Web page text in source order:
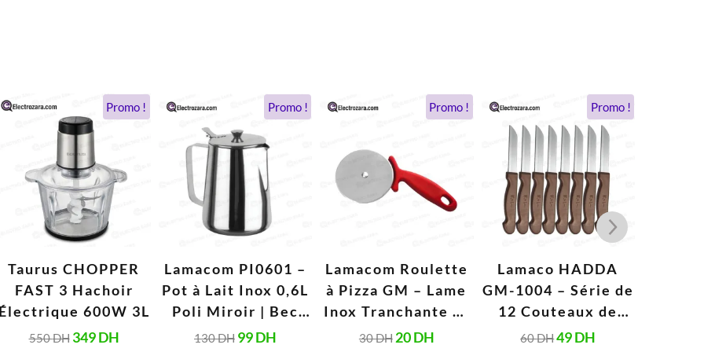
Promo !
Taurus CHOPPER
FAST 3 Hachoir
Électrique 600W 3L
550DH
prix
initial
était :
550 DH.
349DH
Le
prix
349 DH.
Promo !
Lamacom PI0601 –
Pot à Lait Inox 0,6L
Poli Miroir | Bec
Verseur Précis,
130DH
initial
était :
130 DH.
99DH
Le
prix
Promo !
Lamacom Roulette
à Pizza GM – Lame
Inox Tranchante et
Poignée
30DH
était :
30 DH.
20DH
Le
prix
Promo !
Lamaco HADDA
GM-1004 – Série de
12 Couteaux de
Cuisine en Inox
60DH
initial
était :
60 DH.
49DH
Le
prix
actuel
est :
49 DH.